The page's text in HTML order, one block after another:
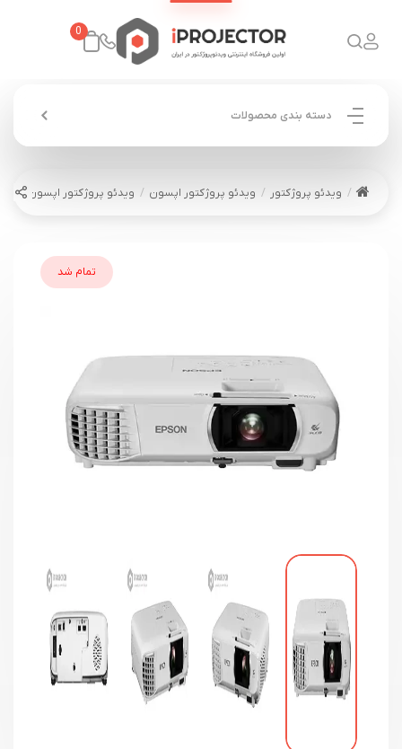
0
دسته بندی محصولات
ویدئو پروژکتور ویدئو پروژکتور اپسون ویدئو پروژکتور اپسون EPSON EH-TW850
تمام شد